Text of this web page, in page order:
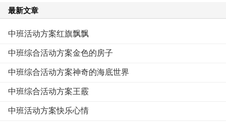
最新文章
中班活动方案红旗飘飘
中班综合活动方案金色的房子
中班综合活动方案神奇的海底世界
中班综合活动方案王霰
中班活动方案快乐心情